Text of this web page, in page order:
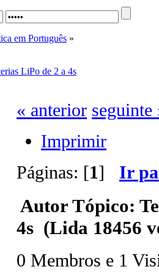
em Português »
LiPo de 2 a 4s
« anterior seguinte
Imprimir
Páginas: [1] Ir
AutorTópico:
4s (Lida 18456
0 Membros e 1